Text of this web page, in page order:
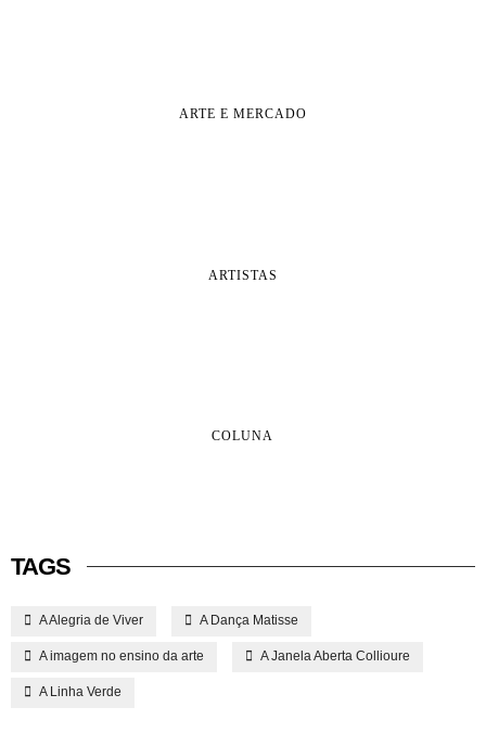
ARTE E MERCADO
ARTISTAS
COLUNA
TAGS
A Alegria de Viver A Dança Matisse
A imagem no ensino da arte A Janela Aberta Collioure
A Linha Verde